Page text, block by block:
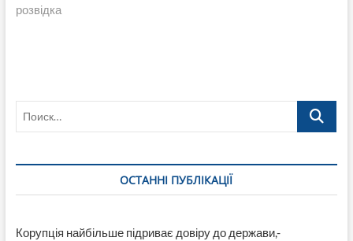
розвідка
Поиск…
ОСТАННІ ПУБЛІКАЦІЇ
Корупція найбільше підриває довіру до держави,-